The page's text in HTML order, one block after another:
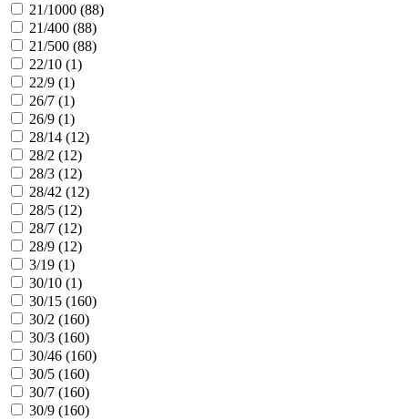
21/1000 (88)
21/400 (88)
21/500 (88)
22/10 (1)
22/9 (1)
26/7 (1)
26/9 (1)
28/14 (12)
28/2 (12)
28/3 (12)
28/42 (12)
28/5 (12)
28/7 (12)
28/9 (12)
3/19 (1)
30/10 (1)
30/15 (160)
30/2 (160)
30/3 (160)
30/46 (160)
30/5 (160)
30/7 (160)
30/9 (160)